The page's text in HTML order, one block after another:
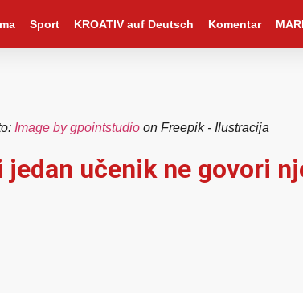
Sport KROATIV auf Deutsch Komentar
Image by gpointstudioon Freepik - Ilustracija
učenik ne govori